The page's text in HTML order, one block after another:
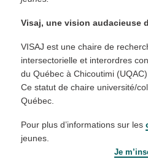
Visaj, une vision audacieuse
VISAJ est une chaire de
intersectorielle et interordres
du Québec à Chicoutimi
Ce statut de chaire université/
Québec.
Pour plus d’informations sur les
jeunes.
Je